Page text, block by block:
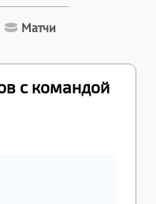
Матчи
с командой